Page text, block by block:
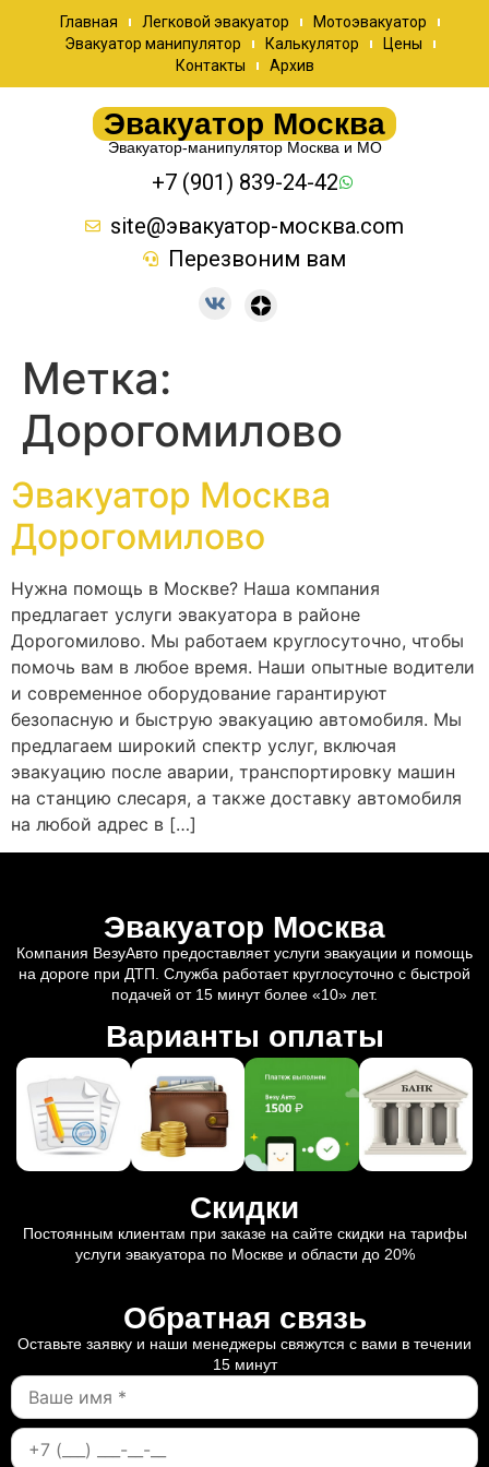
Главная Легковой эвакуатор
Мотоэвакуатор
Эвакуатор манипулятор
Калькулятор
Цены
Контакты
Архив
Эвакуатор Москва
Эвакуатор-манипулятор Москва и МО
+7 (901) 839-24-42
site@эвакуатор-москва.com
Перезвоним вам
Метка:
Дорогомилово
Эвакуатор Москва
Дорогомилово
Нужна помощь в Москве? Наша компания
предлагает услуги эвакуатора в районе
Дорогомилово. Мы работаем круглосуточно, чтобы
помочь вам в любое время. Наши опытные водители
и современное оборудование гарантируют
безопасную и быструю эвакуацию автомобиля. Мы
предлагаем широкий спектр услуг, включая
эвакуацию после аварии, транспортировку машин
на станцию слесаря, а также доставку автомобиля
на любой адрес в […]
Эвакуатор Москва
Компания ВезуАвто предоставляет услуги эвакуации и помощь
на дороге при ДТП. Служба работает круглосуточно с быстрой
подачей от 15 минут более «10» лет.
Варианты оплаты
Скидки
Постоянным клиентам при заказе на сайте скидки на тарифы
услуги эвакуатора по Москве и области до 20%
Обратная связь
Оставьте заявку и наши менеджеры свяжутся с вами в течении
15 минут